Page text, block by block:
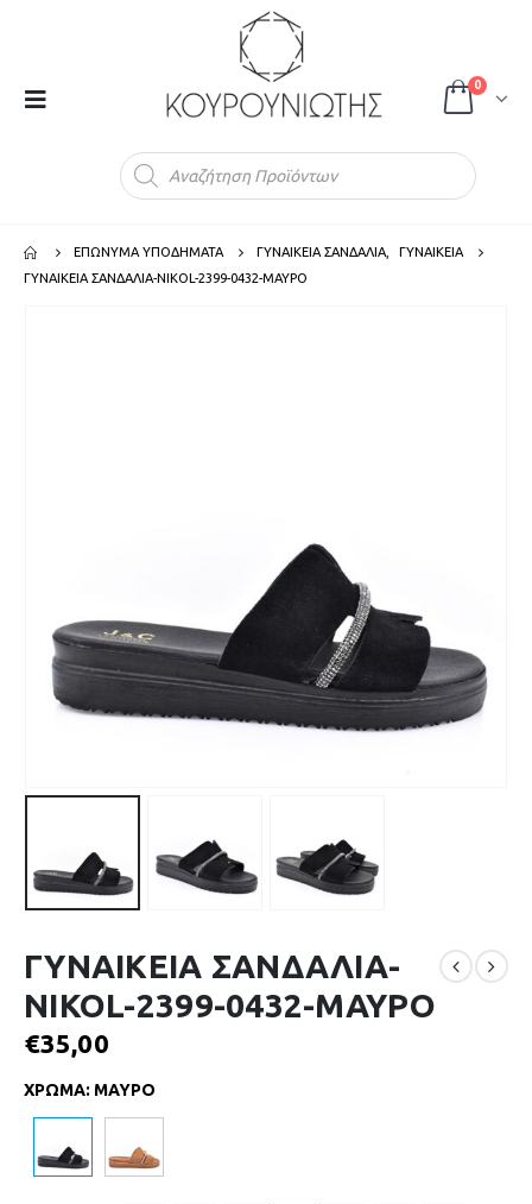
0
ΕΠΩΝΥΜΑ ΥΠΟΔΗΜΑΤΑ ΓΥΝΑΙΚΕΙΑ ΣΑΝΔΑΛΙΑ
ΓΥΝΑΙΚΕΙΑ
ΓΥΝΑΙΚΕΙΑ ΣΑΝΔΑΛΙΑ-NIKOL-2399-0432-ΜΑΥΡΟ
ΓΥΝΑΙΚΕΙΑ ΣΑΝΔΑΛΙΑ-
NIKOL-2399-0432-ΜΑΥΡΟ
€35,00
ΧΡΩΜΑ: ΜΑΥΡΟ